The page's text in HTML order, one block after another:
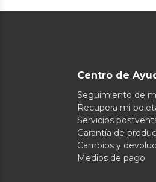
Centro de
Seguimiento de
Recupera mi
Servicios
Garantía de
Cambios y
Medios de pago